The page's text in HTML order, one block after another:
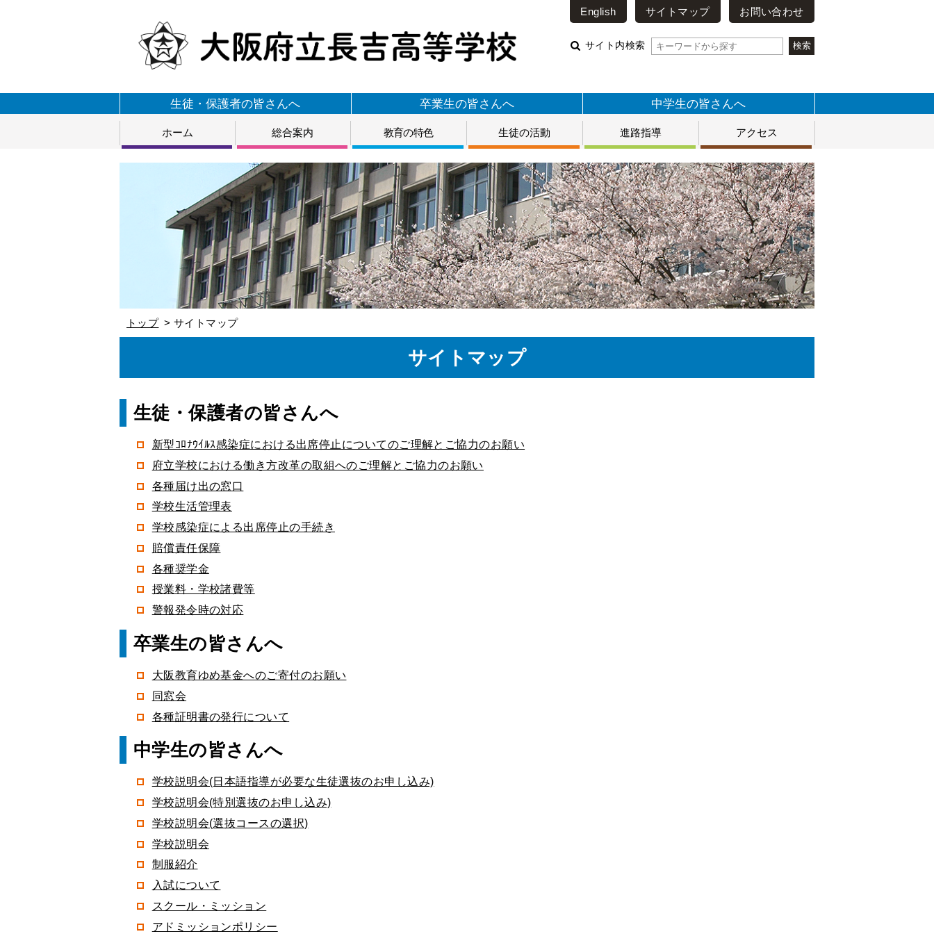
English サイトマップ お問い合わせ
サイト内検索
生徒・保護者の皆さんへ 卒業生の皆さんへ 中学生の皆さんへ
ホーム 総合案内 教育の特色 生徒の活動 進路指導 アクセス
トップ サイトマップ
サイトマップ
生徒・保護者の皆さんへ
新型ｺﾛﾅｳｲﾙｽ感染症における出席停止についてのご理解とご協力のお願い
府立学校における働き方改革の取組へのご理解とご協力のお願い
各種届け出の窓口
学校生活管理表
学校感染症による出席停止の手続き
賠償責任保障
各種奨学金
授業料・学校諸費等
警報発令時の対応
卒業生の皆さんへ
大阪教育ゆめ基金へのご寄付のお願い
同窓会
各種証明書の発行について
中学生の皆さんへ
学校説明会(日本語指導が必要な生徒選抜のお申し込み)
学校説明会(特別選抜のお申し込み)
学校説明会(選抜コースの選択)
学校説明会
制服紹介
入試について
スクール・ミッション
アドミッションポリシー